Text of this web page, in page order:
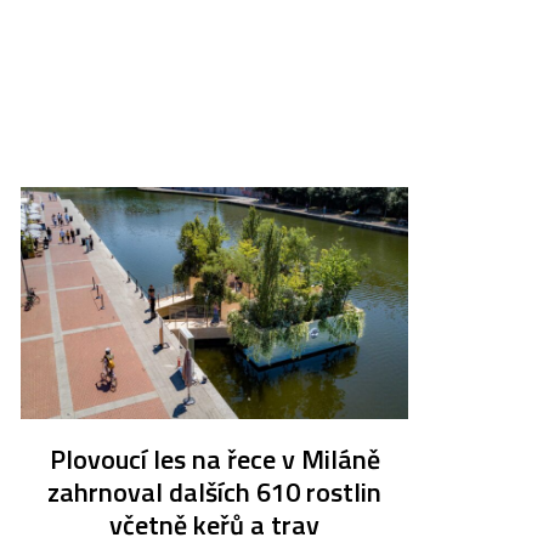
Plovoucí les na řece v Miláně
zahrnoval dalších 610 rostlin
včetně keřů a trav